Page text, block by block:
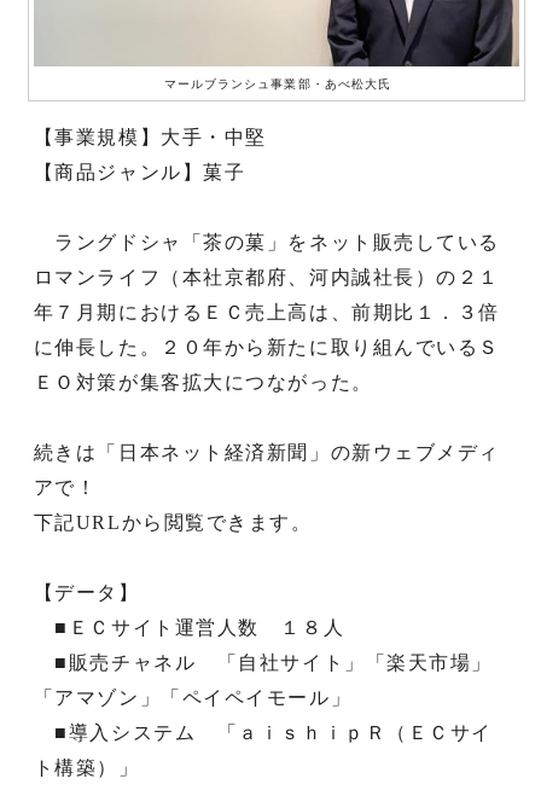
マールブランシュ事業部・あべ松大氏
【事業規模】大手・中堅
【商品ジャンル】菓子
ラングドシャ「茶の菓」をネット販売している
ロマンライフ（本社京都府、河内誠社長）の２１
年７月期におけるＥＣ売上高は、前期比１．３倍
に伸長した。２０年から新たに取り組んでいるＳ
ＥＯ対策が集客拡大につながった。
続きは「日本ネット経済新聞」の新ウェブメディ
アで！
下記URLから閲覧できます。
【データ】
■ＥＣサイト運営人数 １８人
■販売チャネル 「自社サイト」「楽天市場」
「アマゾン」「ペイペイモール」
■導入システム 「ａｉｓｈｉｐＲ（ＥＣサイ
ト構築）」